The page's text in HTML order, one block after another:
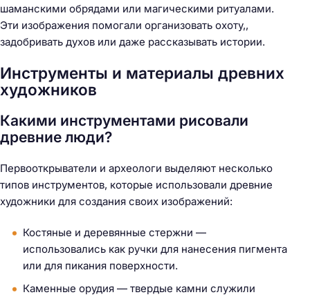
шаманскими обрядами или магическими ритуалами.
Эти изображения помогали организовать охоту,,
задобривать духов или даже рассказывать истории.
Инструменты и материалы древних
художников
Какими инструментами рисовали
древние люди?
Первооткрыватели и археологи выделяют несколько
типов инструментов, которые использовали древние
художники для создания своих изображений:
Костяные и деревянные стержни —
использовались как ручки для нанесения пигмента
или для пикания поверхности.
Каменные орудия — твердые камни служили